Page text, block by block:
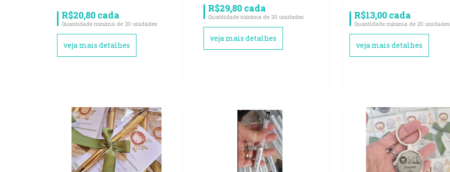
R$20,80 cada
Quantidade mínima de 20 unidades
veja mais detalhes
R$29,80 cada
Quantidade mínima de 20 unidades
veja mais detalhes
R$13,00 cada
Quantidade mínima de 20 unidades
veja mais detalhes